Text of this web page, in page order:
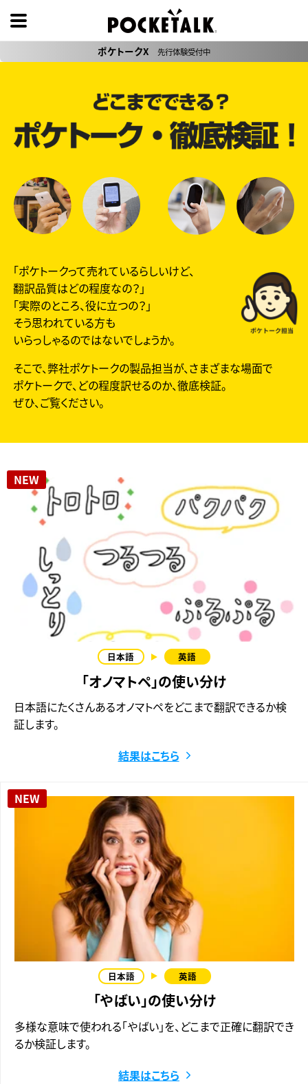
ポケトークX 先行体験受付中
「ポケトークって売れているらしいけど、
翻訳品質はどの程度なの？」
「実際のところ、役に立つの？」
そう思われている方も
いらっしゃるのではないでしょうか。
そこで、弊社ポケトークの製品担当が、さまざまな場面で
ポケトークで、 どの程度訳せるのか、徹底検証。
ぜひ、ご覧ください。
「オノマトペ」の使い分け
日本語にたくさんあるオノマトペをどこまで翻訳できるか検
証します。
結果はこちら
「やばい」の使い分け
多様な意味で使われる「やばい」を、どこまで正確に翻訳でき
るか検証します。
結果はこちら